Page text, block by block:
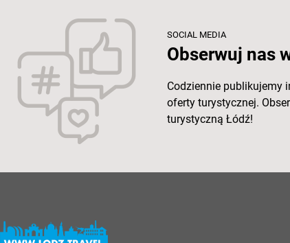
SOCIAL MEDIA
Obserwuj nas
Codziennie publikujemy
oferty turystycznej.
turystyczną Łódź!